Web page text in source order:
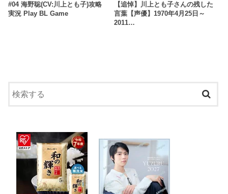
#04 海野聡(CV:川上とも子)攻略
実況 Play BL Game
【追悼】川上とも子さんの残した
言葉【声優】1970年4月25日～
2011…